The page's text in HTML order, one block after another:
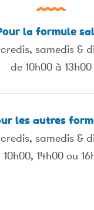
la formule
samedis &
de 10h00 à 13h00
les autres
samedis &
10h00, 14h00 ou